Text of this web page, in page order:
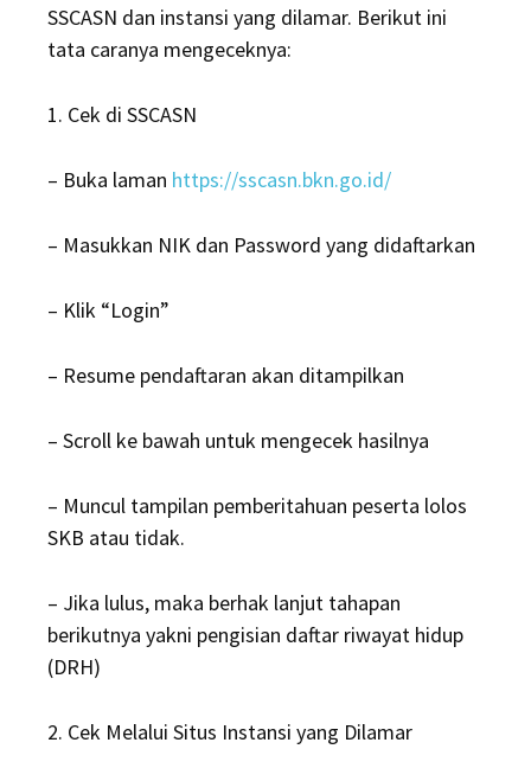
SSCASN dan instansi yang dilamar. Berikut ini
tata caranya mengeceknya:
1. Cek di SSCASN
– Buka laman https://sscasn.bkn.go.id/
– Masukkan NIK dan Password yang didaftarkan
– Klik “Login”
– Resume pendaftaran akan ditampilkan
– Scroll ke bawah untuk mengecek hasilnya
– Muncul tampilan pemberitahuan peserta lolos
SKB atau tidak.
– Jika lulus, maka berhak lanjut tahapan
berikutnya yakni pengisian daftar riwayat hidup
(DRH)
2. Cek Melalui Situs Instansi yang Dilamar